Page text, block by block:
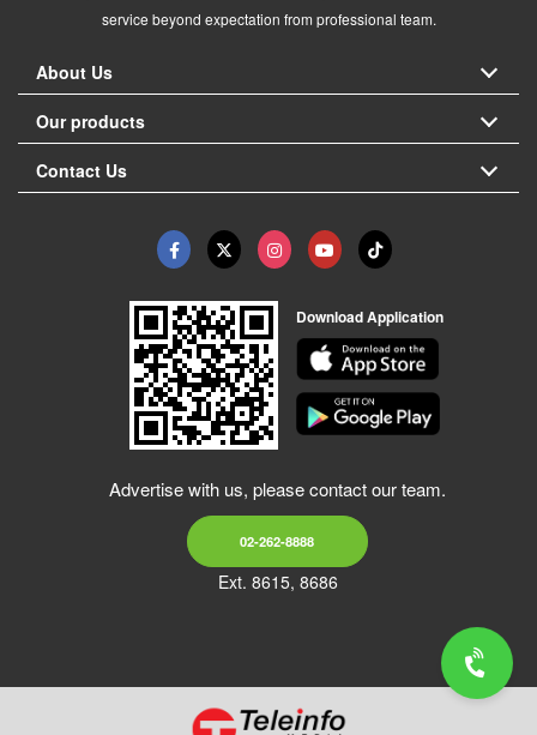
service beyond expectation from professional team.
About Us
Our products
Contact Us
Download Application
Advertise with us, please contact our team.
02-262-8888
Ext. 8615, 8686